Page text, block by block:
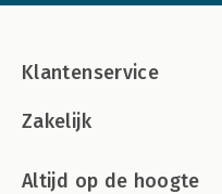
Klantenservice
Zakelijk
Altijd op de hoogte